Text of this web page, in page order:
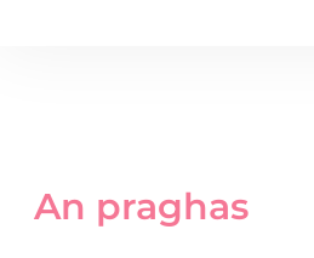
An praghas